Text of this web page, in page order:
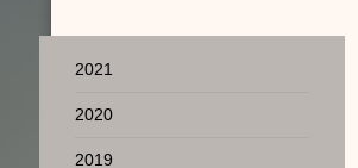
2021
2020
2019